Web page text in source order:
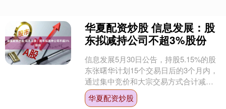
华夏配资炒股 信息发展：股
东拟减持公司不超3%股份
信息发展5月30日公告，持股5.15%的股
东张曙华计划15个交易日后的3个月内，
通过集中竞价和大宗交易方式合计减持
公司股份不超过744.67万股（即不超过公
司总....
华夏配资炒股